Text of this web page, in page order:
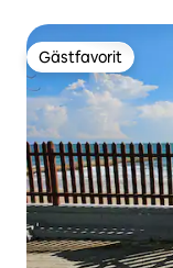
Gästfavorit
Gästfavorit